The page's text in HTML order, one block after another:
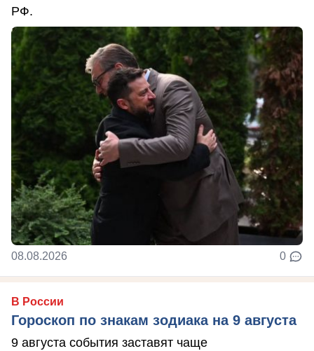
РФ.
08.08.2026 0
В России
Гороскоп по знакам зодиака на 9 августа
9 августа события заставят чаще